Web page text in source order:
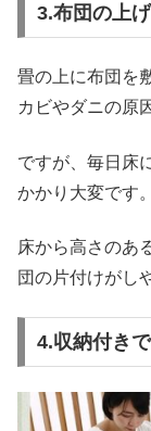
3.布団の上
畳の上に布団を
カビやダニの原
ですが、毎日床
かかり大変です。
床から高さのあ
団の片付けがし
4.収納付き